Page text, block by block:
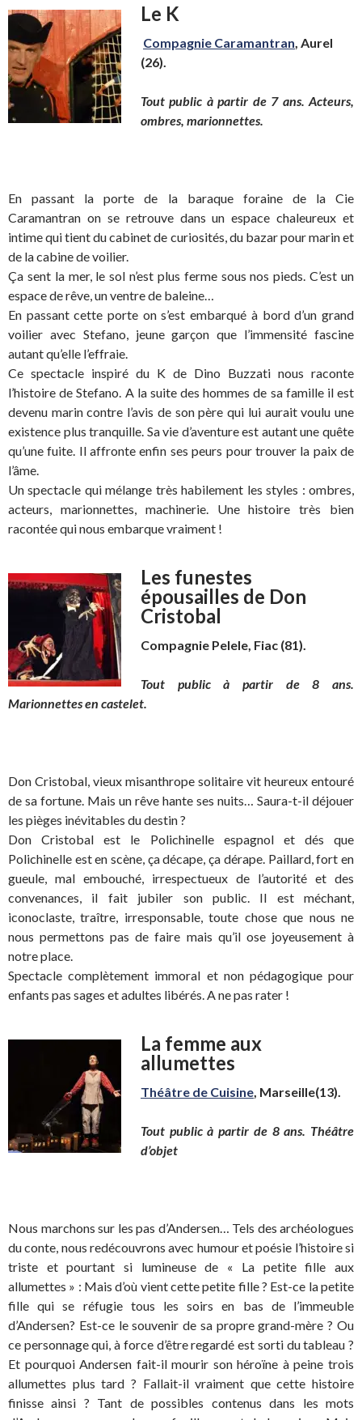
Le K
Compagnie Caramantran , Aurel
(26).
Tout public à partir de 7 ans. Acteurs,
ombres, marionnettes.
En passant la porte de la baraque foraine de la Cie
Caramantran on se retrouve dans un espace chaleureux et
intime qui tient du cabinet de curiosités, du bazar pour marin et
de la cabine de voilier.
Ça sent la mer, le sol n’est plus ferme sous nos pieds. C’est un
espace de rêve, un ventre de baleine…
En passant cette porte on s’est embarqué à bord d’un grand
voilier avec Stefano, jeune garçon que l’immensité fascine
autant qu’elle l’effraie.
Ce spectacle inspiré du K de Dino Buzzati nous raconte
l’histoire de Stefano. A la suite des hommes de sa famille il est
devenu marin contre l’avis de son père qui lui aurait voulu une
existence plus tranquille. Sa vie d’aventure est autant une quête
qu’une fuite. Il affronte enfin ses peurs pour trouver la paix de
l’âme.
Un spectacle qui mélange très habilement les styles : ombres,
acteurs, marionnettes, machinerie. Une histoire très bien
racontée qui nous embarque vraiment !
Les funestes
épousailles de Don
Cristobal
Compagnie Pelele, Fiac (81).
Tout public à partir de 8 ans.
Marionnettes en castelet.
Don Cristobal, vieux misanthrope solitaire vit heureux entouré
de sa fortune. Mais un rêve hante ses nuits… Saura-t-il déjouer
les pièges inévitables du destin ?
Don Cristobal est le Polichinelle espagnol et dés que
Polichinelle est en scène, ça décape, ça dérape. Paillard, fort en
gueule, mal embouché, irrespectueux de l’autorité et des
convenances, il fait jubiler son public. Il est méchant,
iconoclaste, traître, irresponsable, toute chose que nous ne
nous permettons pas de faire mais qu’il ose joyeusement à
notre place.
Spectacle complètement immoral et non pédagogique pour
enfants pas sages et adultes libérés. A ne pas rater !
La femme aux
allumettes
Théâtre de Cuisine , Marseille(13).
Tout public à partir de 8 ans. Théâtre
d’objet
Nous marchons sur les pas d’Andersen… Tels des archéologues
du conte, nous redécouvrons avec humour et poésie l’histoire si
triste et pourtant si lumineuse de « La petite fille aux
allumettes » : Mais d’où vient cette petite fille ? Est-ce la petite
fille qui se réfugie tous les soirs en bas de l’immeuble
d’Andersen? Est-ce le souvenir de sa propre grand-mère ? Ou
ce personnage qui, à force d’être regardé est sorti du tableau ?
Et pourquoi Andersen fait-il mourir son héroïne à peine trois
allumettes plus tard ? Fallait-il vraiment que cette histoire
finisse ainsi ? Tant de possibles contenus dans les mots